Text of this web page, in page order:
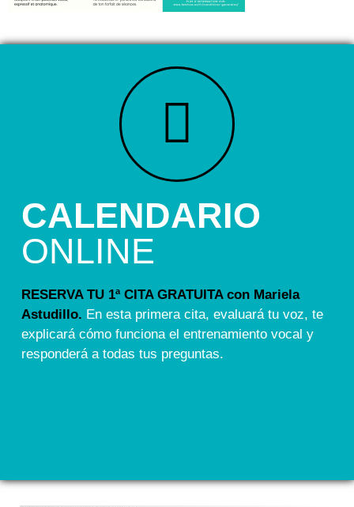
CALENDARIO
ONLINE
RESERVA TU 1ª CITA GRATUITA con Mariela
Astudillo. En esta primera cita, evaluará tu voz, te
explicará cómo funciona el entrenamiento vocal y
responderá a todas tus preguntas.